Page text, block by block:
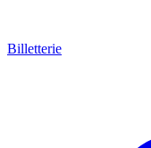
Billetterie